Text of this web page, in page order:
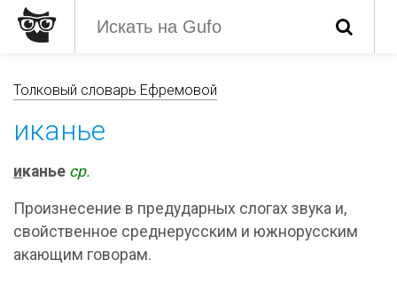
Толковый словарь Ефремовой
иканье
иканье ср.
Произнесение в предударных слогах звука и,
свойственное среднерусским и южнорусским
акающим говорам.